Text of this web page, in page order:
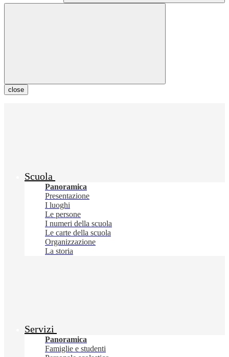
close
Scuola
Panoramica
Presentazione
I luoghi
Le persone
I numeri della scuola
Le carte della scuola
Organizzazione
La storia
Servizi
Panoramica
Famiglie e studenti